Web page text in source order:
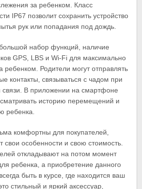
за ребенком. Класс
IP67 позволит сохранить устройство
рук или попадания под дождь.
набор функций, наличие
GPS, LBS и Wi-Fi для максимально
ребенком. Родители могут отправлять
контакты, связываться с чадом при
В приложении на смартфоне
историю перемещений и
ребенка.
комфортны для покупателей,
свои особенности и свою стоимость.
откладывают на потом момент
ребенка, а приобретение данного
быть в курсе, где находится ваш
стильный и яркий аксессуар,